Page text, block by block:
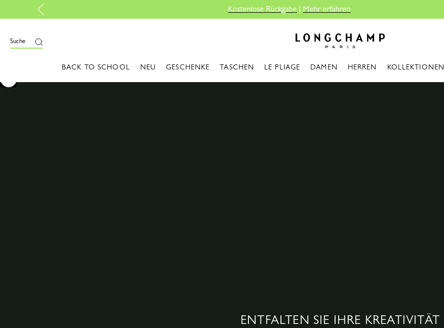
Kostenlose Lieferung ab 140€
Suche
Longchamp - Home
BACK TO SCHOOL NEU GESCHENKE TASCHEN LE PLIAGE DAMEN HERREN KOLLEKTIONEN
ENTFALTEN SIE IHRE KREATIVITÄT